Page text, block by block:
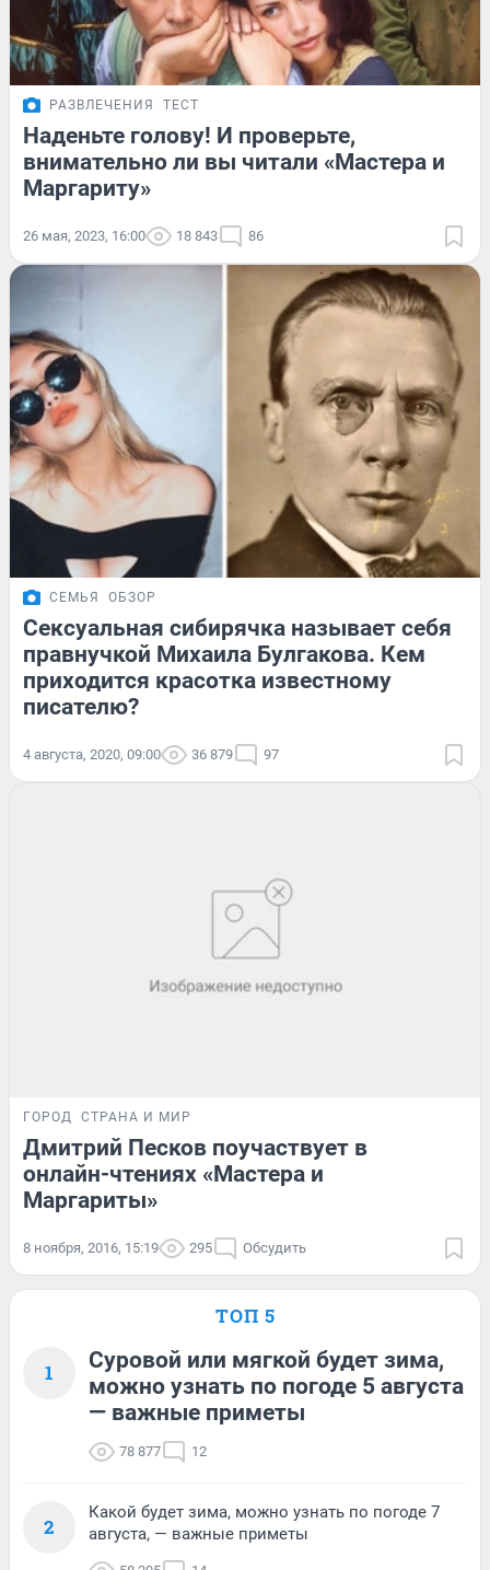
РАЗВЛЕЧЕНИЯ ТЕСТ
Наденьте голову! И проверьте,
внимательно ли вы читали «Мастера и
Маргариту»
26 мая, 2023, 16:00 18 843 86
СЕМЬЯ ОБЗОР
Сексуальная сибирячка называет себя
правнучкой Михаила Булгакова. Кем
приходится красотка известному
писателю?
4 августа, 2020, 09:00 36 879 97
ГОРОД СТРАНА И МИР
Дмитрий Песков поучаствует в
онлайн-чтениях «Мастера и
Маргариты»
8 ноября, 2016, 15:19 295 Обсудить
ТОП 5
1
Суровой или мягкой будет зима,
можно узнать по погоде 5 августа
— важные приметы
78 877 12
2
Какой будет зима, можно узнать по погоде 7
августа, — важные приметы